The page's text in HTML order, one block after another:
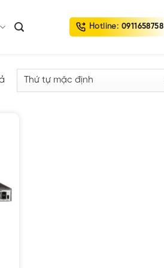
Hotline: 0911658758